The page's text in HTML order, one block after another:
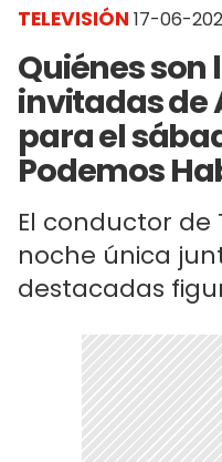
TELEVISIÓN 17-06-
Quiénes son
invitadas de
para el
Podemos
El conductor de
noche única
destacadas